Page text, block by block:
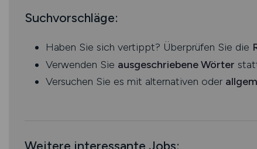
Suchvorschläge:
Haben Sie sich vertippt? Überprüfen Sie die
Verwenden Sie ausgeschriebene Wörter
Versuchen Sie es mit alternativen oder
Weitere interessante Jobs: